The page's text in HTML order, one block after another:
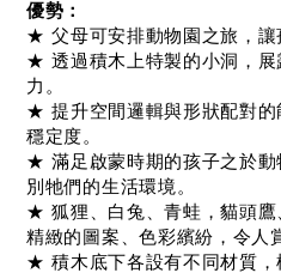
優勢：
★ 父母可安排動物園之旅，讓
★ 透過積木上特製的小洞，展
力。
★ 提升空間邏輯與形狀配對的
穩定度。
★ 滿足啟蒙時期的孩子之於動
別牠們的生活環境。
★ 狐狸、白兔、青蛙，貓頭鷹
精緻的圖案、色彩繽紛，令人
★ 積木底下各設有不同材質，